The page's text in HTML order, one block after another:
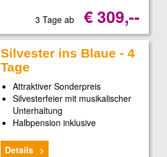
3 Tage ab € 309,--
Silvester ins Blaue - 4
Tage
Attraktiver Sonderpreis
Silvesterfeier mit musikalischer
Unterhaltung
Halbpension inklusive
Details